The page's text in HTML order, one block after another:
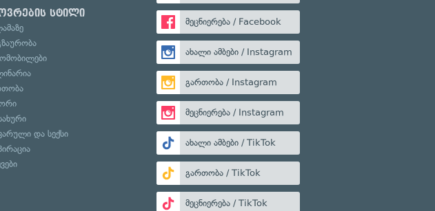
სტილი
და სექსი
მეცნიერება / Facebook
ახალი ამბები / Instagram
გართობა / Instagram
მეცნიერება / Instagram
ახალი ამბები / TikTok
გართობა / TikTok
მეცნიერება / TikTok